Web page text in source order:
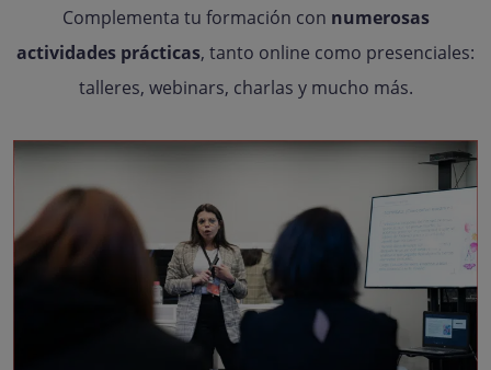
Complementa tu formación con numerosas
actividades prácticas, tanto online como presenciales:
talleres, webinars, charlas y mucho más.